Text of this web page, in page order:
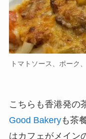
トマトソース、ポーク
こちらも香港発の
Good Bakeryも茶
はカフェがメイン